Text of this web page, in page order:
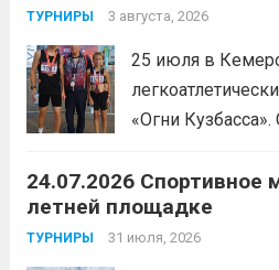
ТУРНИРЫ 3 августа, 2026
25 июля в
«Огни
приняли участие
следующие
Шабалин
24.07.2026 Спортивное
летней площадке
ТУРНИРЫ 31 июля, 2026